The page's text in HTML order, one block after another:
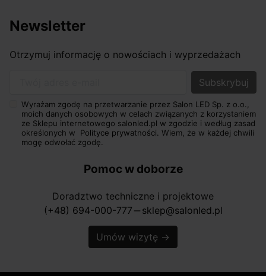
Newsletter
Otrzymuj informację o nowościach i wyprzedażach
Wyrażam zgodę na przetwarzanie przez Salon LED Sp. z o.o.,
moich danych osobowych w celach związanych z korzystaniem
ze Sklepu internetowego salonled.pl w zgodzie i według zasad
określonych w Polityce prywatności. Wiem, że w każdej chwili
mogę odwołać zgodę.
Pomoc w doborze
Doradztwo techniczne i projektowe
(+48) 694-000-777 horizontal_rule sklep@salonled.pl
Umów wizytę →